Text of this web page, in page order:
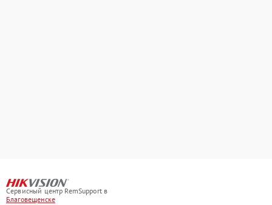
Сервисный центр RemSupport в
Благовещенске